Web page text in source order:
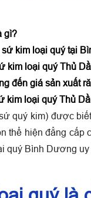
gì?
sứ kim loại quý tại
kim loại quý Thủ
đến giá sản xuất
kim loại quý Thủ
quý kim) được
thể hiện đẳng
quý Bình Dương